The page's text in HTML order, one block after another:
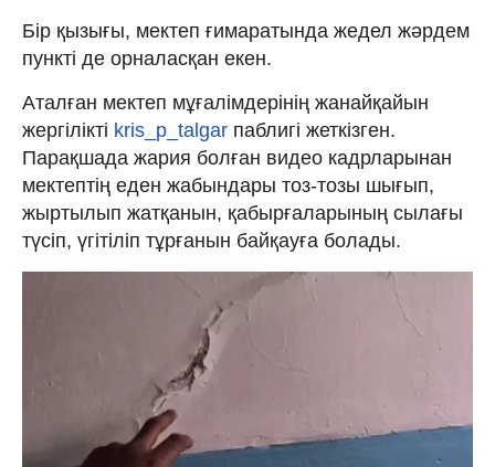
Бір қызығы, мектеп ғимаратында жедел жәрдем
пункті де орналасқан екен.
Аталған мектеп мұғалімдерінің жанайқайын
жергілікті kris_p_talgar паблигі жеткізген.
Парақшада жария болған видео кадрларынан
мектептің еден жабындары тоз-тозы шығып,
жыртылып жатқанын, қабырғаларының сылағы
түсіп, үгітіліп тұрғанын байқауға болады.